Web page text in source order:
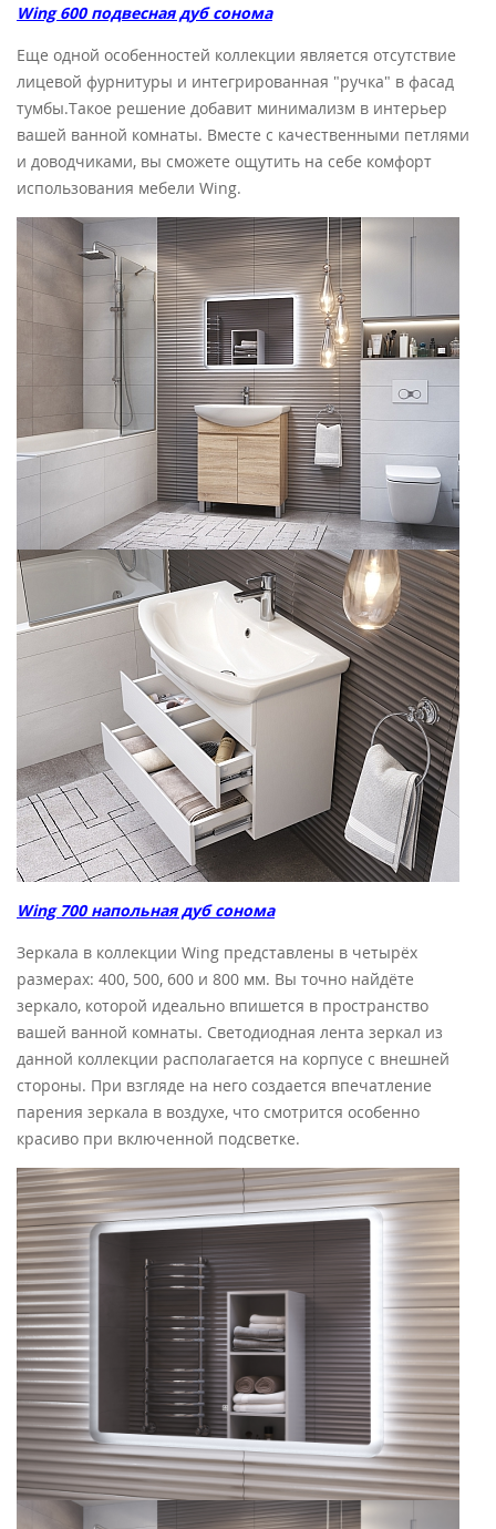
Wing 600 подвесная дуб сонома
Еще одной особенностей коллекции является отсутствие
лицевой фурнитуры и интегрированная "ручка" в фасад
тумбы.Такое решение добавит минимализм в интерьер
вашей ванной комнаты. Вместе с качественными петлями
и доводчиками, вы сможете ощутить на себе комфорт
использования мебели Wing.
Wing 700 напольная дуб сонома
Зеркала в коллекции Wing представлены в четырёх
размерах: 400, 500, 600 и 800 мм. Вы точно найдёте
зеркало, которой идеально впишется в пространство
вашей ванной комнаты. Светодиодная лента зеркал из
данной коллекции располагается на корпусе с внешней
стороны. При взгляде на него создается впечатление
парения зеркала в воздухе, что смотрится особенно
красиво при включенной подсветке.